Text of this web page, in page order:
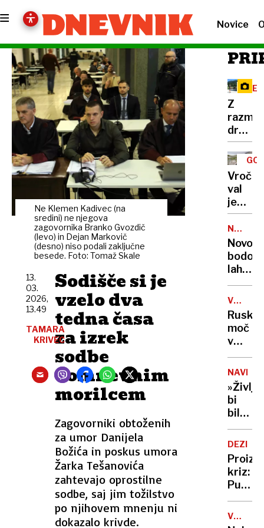
Novice
Ne Klemen Kadivec (na
sredini) ne njegova
zagovornika Branko Gvozdič
(levo) in Dejan Markovič
(desno) niso podali zaključne
besede. Foto: Tomaž Skale
Sodišče si je
vzelo dva
tedna časa
za izrek
sodbe
domnevnim
morilcem
Zagovorniki obtoženih
za umor Danijela
Božića in poskus umora
Žarka Tešanovića
zahtevajo oprostilne
sodbe, saj jim tožilstvo
po njihovem mnenju ni
dokazalo krivde.
13.
03.
2026,
13.49
TAMARA
KRIVEC
Z
na
Vršič
leze
vsak,
ki
ozadje
za
selfije
val
je
gore,
zaradi
vode
v
kočah
bodo
lahko
že v
VOJNA
V
Ruska
moč
v
Tihem
vajo
in
rakete
bi
bilo
97-
letnica
z
podrla
lastni
kriz:
Putin
je
našel
novo
V